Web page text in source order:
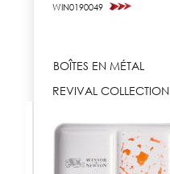
WIN0190049
BOÎTES EN MÉTAL
REVIVAL COLLECTION